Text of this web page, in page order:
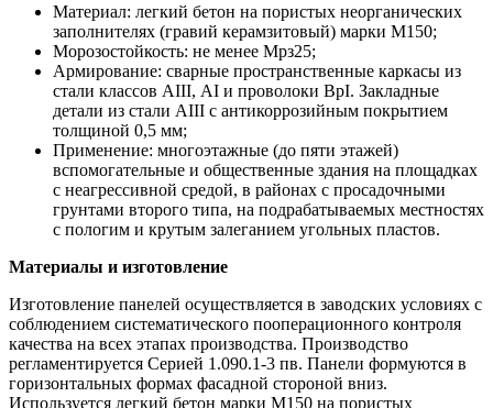
Материал: легкий бетон на пористых неорганических
заполнителях (гравий керамзитовый) марки М150;
Морозостойкость: не менее Мрз25;
Армирование: сварные пространственные каркасы из
стали классов АIII, АI и проволоки ВрI. Закладные
детали из стали АIII с антикоррозийным покрытием
толщиной 0,5 мм;
Применение: многоэтажные (до пяти этажей)
вспомогательные и общественные здания на площадках
с неагрессивной средой, в районах с просадочными
грунтами второго типа, на подрабатываемых местностях
с пологим и крутым залеганием угольных пластов.
Материалы и изготовление
Изготовление панелей осуществляется в заводских условиях с
соблюдением систематического пооперационного контроля
качества на всех этапах производства. Производство
регламентируется Серией 1.090.1-3 пв. Панели формуются в
горизонтальных формах фасадной стороной вниз.
Используется легкий бетон марки М150 на пористых